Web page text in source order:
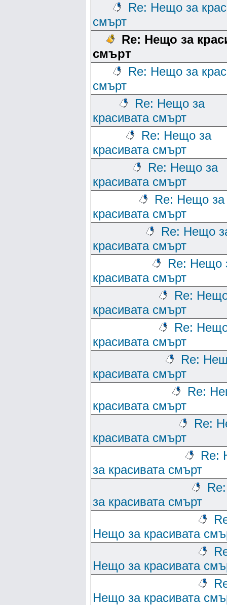
Re: Нещо за
смърт
Re: Нещо за
смърт
Re: Нещо за
смърт
Re: Нещо за
красивата смърт
Re: Нещо за
красивата смърт
Re: Нещо за
красивата смърт
Re: Нещо за
красивата смърт
Re: Нещо
красивата смърт
Re: Нещо
красивата смърт
Re:
красивата смърт
Re:
красивата смърт
Re:
красивата смърт
Re:
красивата смърт
Re:
красивата смърт
Re:
за красивата смърт
за красивата смърт
Нещо за красивата
Нещо за красивата
Нещо за красивата